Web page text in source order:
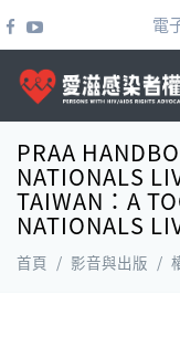
電
搜尋表單
PRAA
NATIONALS
TAIWAN：A
NATIONALS
首頁 / 影音與出版 /